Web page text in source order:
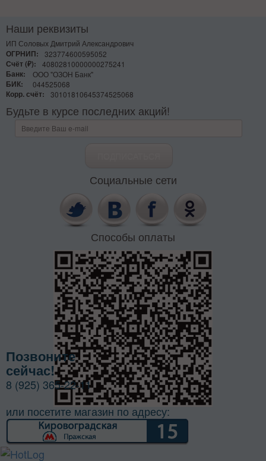
Наши реквизиты
ИП Соловых Дмитрий Александрович
ОГРНИП:
323774600595052
Счёт (₽):
40802810000000275241
Банк:
ООО "ОЗОН Банк"
БИК:
044525068
Корр. счёт:
30101810645374525068
Будьте в курсе последних акций!
Социальные сети
Способы оплаты
Позвоните
сейчас!
8 (925) 365-22-11
или посетите магазин по адресу: